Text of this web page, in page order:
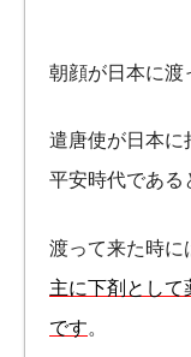
朝顔が日本に渡
遣唐使が日本に
平安時代である
渡って来た時に
主に下剤として
です。